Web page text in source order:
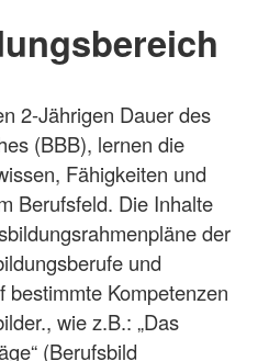
2-Jährigen Dauer des
(BBB), lernen die
Fähigkeiten und
Berufsfeld. Die Inhalte
der
und
bestimmte Kompetenzen
wie z.B.: „Das
(Berufsbild